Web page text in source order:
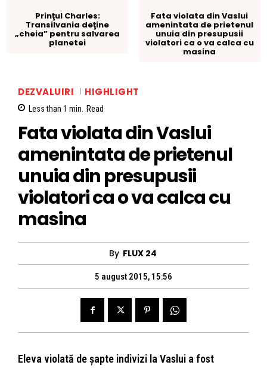
Prinţul Charles:
Transilvania deţine
„cheia” pentru salvarea
planetei
Fata violata din Vaslui
amenintata de prietenul
unuia din presupusii
violatori ca o va calca cu
masina